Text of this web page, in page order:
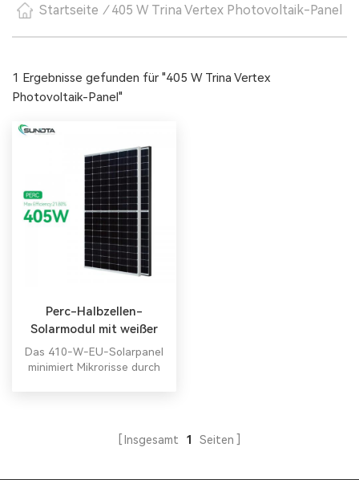
Startseite / 405 W Trina Vertex Photovoltaik-Panel
1 Ergebnisse gefunden für "405 W Trina Vertex
Photovoltaik-Panel"
Perc-Halbzellen-
Solarmodul mit weißer
Rückseite, 410 W, 420 W,
425 W
Das 410-W-EU-Solarpanel
minimiert Mikrorisse durch
Insgesamt
1 Seiten